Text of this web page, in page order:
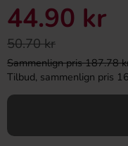
44.90 kr
50.70 kr
Sammenlign pris 187.78
Tilbud, sammenlign pris